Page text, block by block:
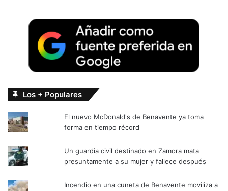
Los + Populares
El nuevo McDonald's de Benavente ya toma
forma en tiempo récord
Un guardia civil destinado en Zamora mata
presuntamente a su mujer y fallece después
Incendio en una cuneta de Benavente moviliza a